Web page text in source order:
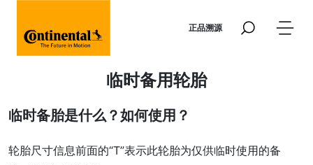
正品溯源
临时备用轮胎
临时备胎是什么？如何使用？
轮胎尺寸信息前面的“T”表示此轮胎为仅供临时使用的备